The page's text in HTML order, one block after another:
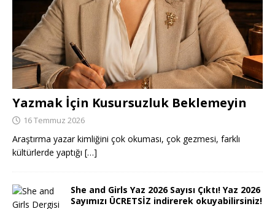
Yazmak İçin Kusursuzluk Beklemeyin
16 Temmuz 2026
Araştırma yazar kimliğini çok okuması, çok gezmesi, farklı
kültürlerde yaptığı […]
She and Girls Yaz 2026 Sayısı Çıktı! Yaz 2026
Sayımızı ÜCRETSİZ indirerek okuyabilirsiniz!